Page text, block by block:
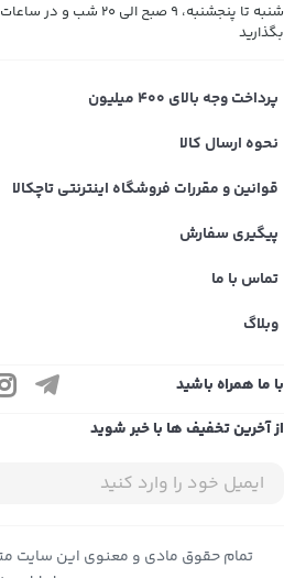
شنبه تا پنجشنبه، 9 صبح
بگذارید
پرداخت وجه بالای 400 میلیون
نحوه ارسال کالا
قوانین و مقررات فروشگاه اینترنتی تاچکالا
پیگیری سفارش
تماس با ما
وبلاگ
با ما همراه باشید
از آخرین تخفیف ها با خبر شوید
تمام حقوق مادی و معنوی این سایت